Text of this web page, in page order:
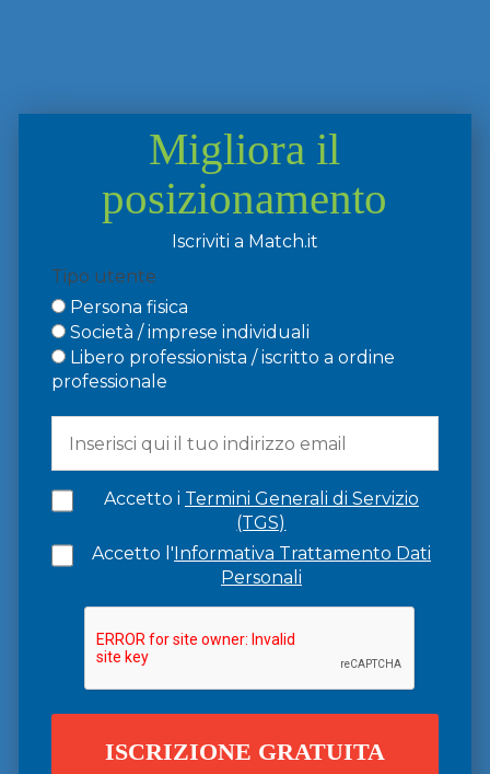
Migliora il
posizionamento
Iscriviti a Match.it
Tipo utente
Persona fisica
Società / imprese individuali
Libero professionista / iscritto a ordine
professionale
Accetto i Termini Generali di Servizio
(TGS)
Accetto l'Informativa Trattamento Dati
Personali